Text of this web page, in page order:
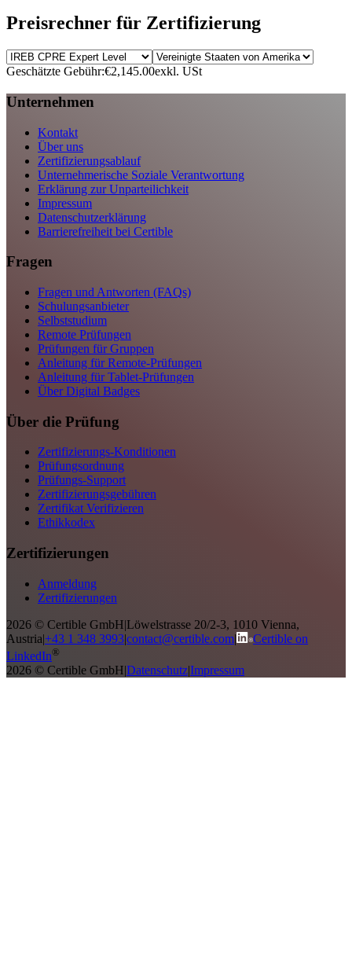
Preisrechner für Zertifizierung
Geschätzte Gebühr:€2,145.00exkl. USt
Unternehmen
Kontakt
Über uns
Zertifizierungsablauf
Unternehmerische Soziale Verantwortung
Erklärung zur Unparteilichkeit
Impressum
Datenschutzerklärung
Barrierefreiheit bei Certible
Fragen
Fragen und Antworten (FAQs)
Schulungsanbieter
Selbststudium
Remote Prüfungen
Prüfungen für Gruppen
Anleitung für Remote-Prüfungen
Anleitung für Tablet-Prüfungen
Über Digital Badges
Über die Prüfung
Zertifizierungs-Konditionen
Prüfungsordnung
Prüfungs-Support
Zertifizierungsgebühren
Zertifikat Verifizieren
Ethikkodex
Zertifizierungen
Anmeldung
Zertifizierungen
2026 © Certible GmbH|Löwelstrasse 20/2-3, 1010 Vienna,
Austria|+43 1 348 3993|contact@certible.com|
Certible on
LinkedIn®
2026 © Certible GmbH|Datenschutz|Impressum